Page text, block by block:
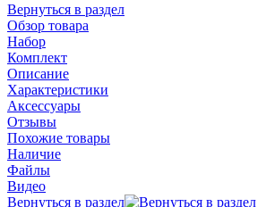
Вернуться в раздел
Обзор товара
Набор
Комплект
Описание
Характеристики
Аксессуары
Отзывы
Похожие товары
Наличие
Файлы
Видео
Вернуться в раздел